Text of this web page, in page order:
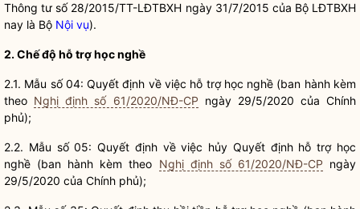
Thông tư số 28/2015/TT-LĐTBXH ngày 31/7/2015 của Bộ LĐTBXH
nay là Bộ Nội vụ).
2. Chế độ hỗ trợ học nghề
2.1. Mẫu số 04: Quyết định về việc hỗ trợ học nghề (ban hành kèm
theo Nghị định số 61/2020/NĐ-CP ngày 29/5/2020 của Chính
phủ);
2.2. Mẫu số 05: Quyết định về việc hủy Quyết định hỗ trợ học
nghề (ban hành kèm theo Nghị định số 61/2020/NĐ-CP ngày
29/5/2020 của Chính phủ);